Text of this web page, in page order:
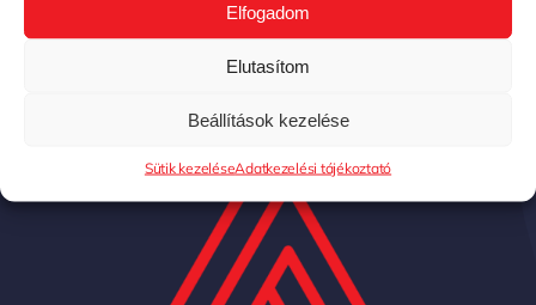
Elfogadom
Elutasítom
Beállítások kezelése
Sütik kezeléseAdatkezelési tájékoztató